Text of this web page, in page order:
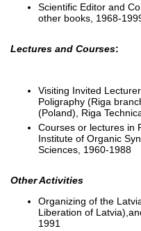
Scientific Editor and
other books, 1968-
Lectures and Courses:
Visiting Invited
Poligraphy (Riga
(Poland), Riga
Courses or lectures in
Institute of Organic
Sciences, 1960-1988
Other Activities
Organizing of the
Liberation of
1991